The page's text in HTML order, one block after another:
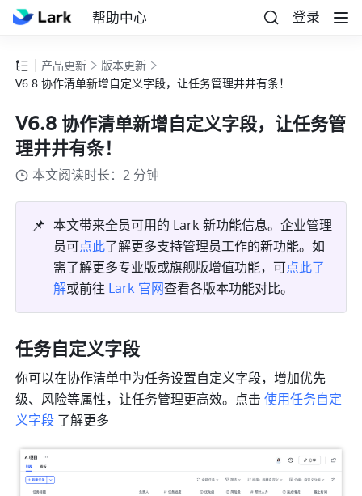
帮助中心 登录
产品更新
版本更新
V6.8 协作清单新增自定义字段，让任务管理井井有条！
V6.8 协作清单新增自定义字段，让任务管
理井井有条！
本文阅读时长：2 分钟
📌 本文带来全员可用的 Lark 新功能信息。企业管理
员可点此了解更多支持管理员工作的新功能。如
需了解更多专业版或旗舰版增值功能，可点此了
解或前往 Lark 官网查看各版本功能对比。
任务自定义字段
你可以在协作清单中为任务设置自定义字段，增加优先
级、风险等属性，让任务管理更高效。点击 使用任务自定
义字段 了解更多